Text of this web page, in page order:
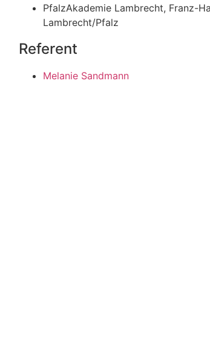
PfalzAkademie Lambrecht, Franz-
Lambrecht/Pfalz
Referent
Melanie Sandmann